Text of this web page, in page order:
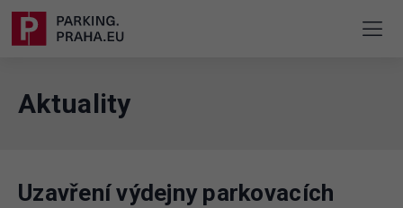
Aktuality
Uzavření výdejny parkovacích